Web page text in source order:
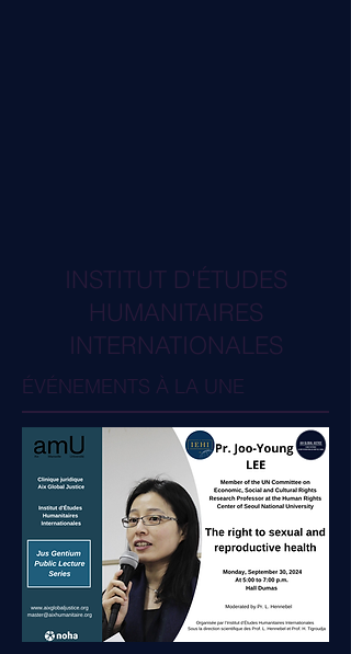
INSTITUT D'ÉTUDES
HUMANITAIRES
INTERNATIONALES
ÉVÉNEMENTS À LA UNE